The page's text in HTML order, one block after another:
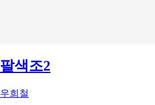
팔색조2
우희철